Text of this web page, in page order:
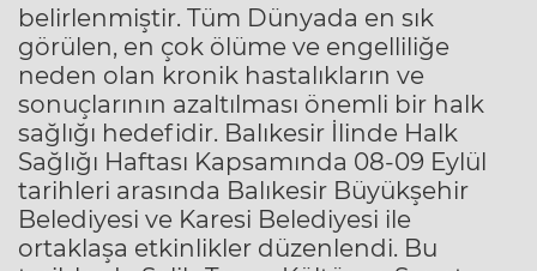
belirlenmiştir. Tüm Dünyada en sık
görülen, en çok ölüme ve engelliliğe
neden olan kronik hastalıkların ve
sonuçlarının azaltılması önemli bir halk
sağlığı hedefidir. Balıkesir İlinde Halk
Sağlığı Haftası Kapsamında 08-09 Eylül
tarihleri arasında Balıkesir Büyükşehir
Belediyesi ve Karesi Belediyesi ile
ortaklaşa etkinlikler düzenlendi. Bu